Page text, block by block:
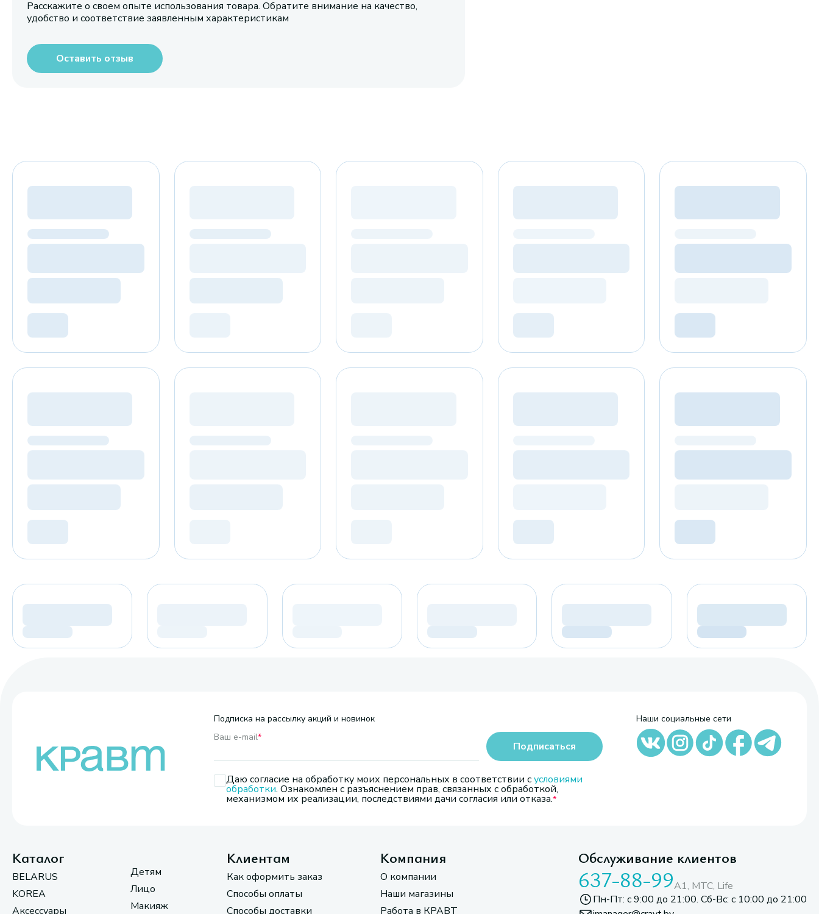
Расскажите о своем опыте использования товара. Обратите внимание на качество,
удобство и соответствие заявленным характеристикам
Оставить отзыв
Подписка на рассылку акций и новинок
Ваш e-mail*
Даю согласие на обработку моих персональных в соответствии сусловиями
обработки. Ознакомлен с разъяснением прав, связанных с обработкой,
механизмом их реализации, последствиями дачи согласия или отказа.
Подписаться
Наши социальные сети
Каталог
BELARUS
KOREA
Аксессуары
Детям
Лицо
Макияж
Клиентам
Как оформить заказ
Способы оплаты
Способы доставки
Компания
О компании
Наши магазины
Работа в КРАВТ
Обслуживание клиентов
637-88-99A1, МТС, Life
Пн-Пт: с 9:00 до 21:00. Сб-Вс: с 10:00 до 21:00